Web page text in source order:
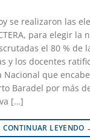
se realizaron las
para elegir la
el 80 % de
y los docentes
Nacional que
Baradel por más
[…]
CONTINUAR LEYENDO